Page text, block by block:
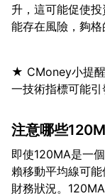
升，這可能促使
★ CMoney小提
注意哪些
即使120MA是一
賴移動平均線可
財務狀況。